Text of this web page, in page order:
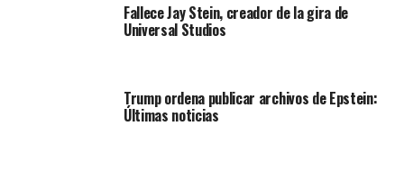
Fallece Jay Stein, creador de la gira de
Universal Studios
Trump ordena publicar archivos de Epstein:
Últimas noticias